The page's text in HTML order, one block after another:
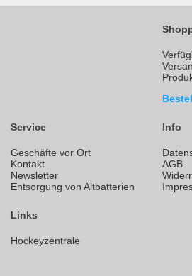
Service
Geschäfte vor Ort
Kontakt
Newsletter
Entsorgung von Altbatterien
Info
AGB
Links
Hockeyzentrale